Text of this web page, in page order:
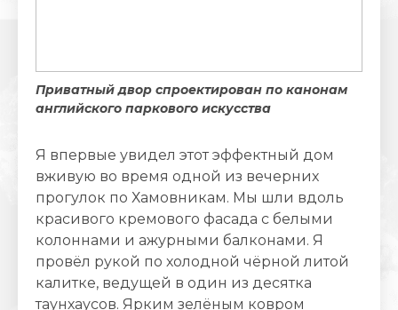
Приватный двор спроектирован по канонам
английского паркового искусства
Я впервые увидел этот эффектный дом
вживую во время одной из вечерних
прогулок по Хамовникам. Мы шли вдоль
красивого кремового фасада с белыми
колоннами и ажурными балконами. Я
провёл рукой по холодной чёрной литой
калитке, ведущей в один из десятка
таунхаусов. Ярким зелёным ковром